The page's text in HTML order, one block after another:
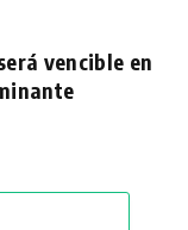
vencible en